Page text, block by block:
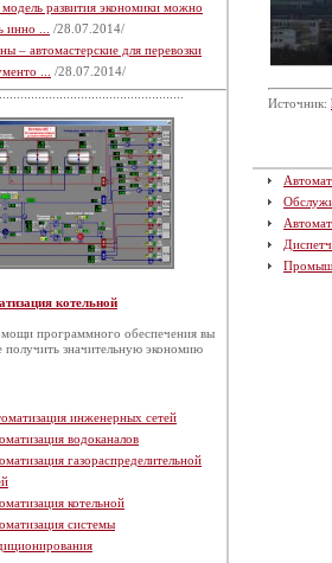
развития экономики можно
инно ...
/28.07.2014/
– автомастерские для перевозки
...
/28.07.2014/
котельной
программного обеспечения вы
получить значительную экономию
инженерных сетей
водоканалов
газораспределительной
котельной
системы
Источник: